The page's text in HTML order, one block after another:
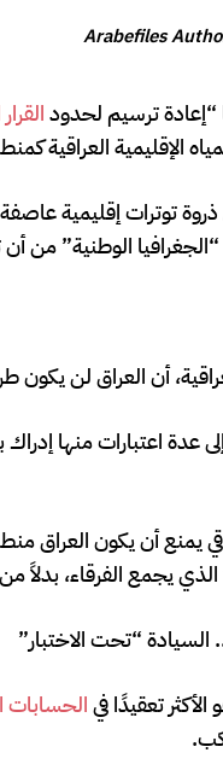
Arabefiles
ترسيم لحدود
المياه الإقليمية
ذروة توترات إقليمية
“الجغرافيا الوطنية”
أن العراق لن
عدة اعتبارات منها
يمنع أن يكون العراق
الذي يجمع الفرقاء،
السيادة “تحت الاختبار”
تعقيدًا فيالحسابات
كب.